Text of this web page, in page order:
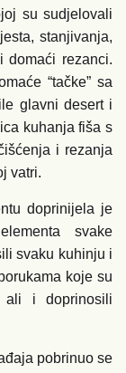
su sudjelovali
stanjivanja,
domaći rezanci.
“tačke” sa
glavni desert i
kuhanja fiša s
i rezanja
vatri.
doprinijela je
svake
svaku kuhinju i
koje su
ali i doprinosili
pobrinuo se